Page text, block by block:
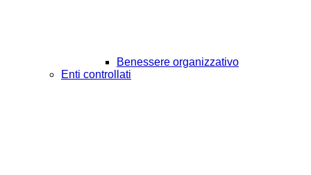
Benessere organizzativo
Enti controllati